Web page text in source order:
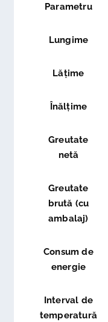
Parametru
Lungime
Lățime
Înălțime
Greutate
netă
Greutate
brută (cu
ambalaj)
Consum de
energie
Interval de
temperatură